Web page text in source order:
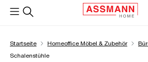
springen
Startseite Homeoffice Möbel & Zubehör
Schalenstühle